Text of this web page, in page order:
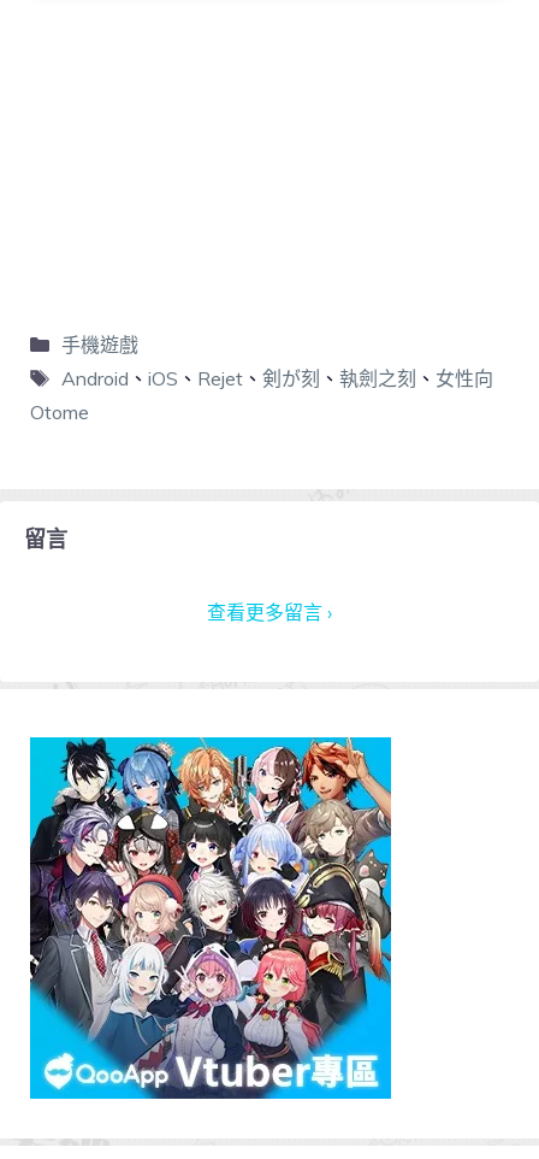
手機遊戲
Android 、 iOS 、 Rejet、 剣が刻 、 執劍之刻 、 女性向
Otome
留言
查看更多留言 ›